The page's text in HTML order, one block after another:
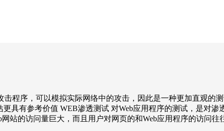
程序，可以模拟实际网络中的攻击，因此是一种更加直观的
具有参考价值 WEB渗透测试 对Web应用程序的测试，是对渗
站的访问量巨大，而且用户对网页的和Web应用程序的访问